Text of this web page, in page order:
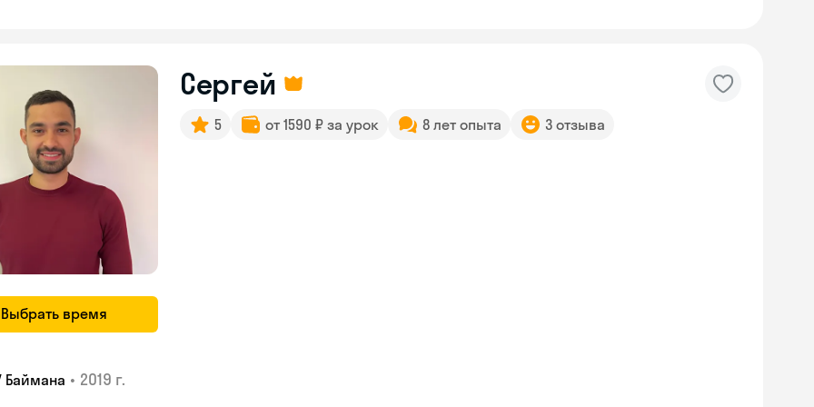
Выбрать время
Сергей
5 от 1590 ₽ за урок 8 лет опыта 3 отзыва
Баймана • 2019 г.